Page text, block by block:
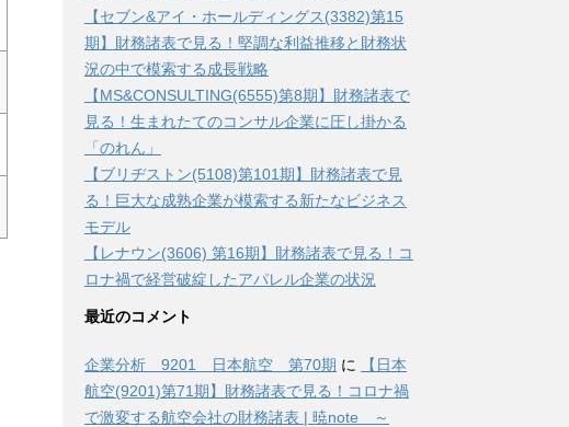
【セブン&アイ・ホールディングス(3382)第15
期】財務諸表で見る！堅調な利益推移と財務状
況の中で模索する成長戦略
【MS&CONSULTING(6555)第8期】財務諸表で
見る！生まれたてのコンサル企業に圧し掛かる
「のれん」
【ブリヂストン(5108)第101期】財務諸表で見
る！巨大な成熟企業が模索する新たなビジネス
モデル
【レナウン(3606) 第16期】財務諸表で見る！コ
ロナ禍で経営破綻したアパレル企業の状況
最近のコメント
企業分析 9201 日本航空 第70期 に
【日本
航空(9201)第71期】財務諸表で見る！コロナ禍
で激変する航空会社の財務諸表 | 暁note ～